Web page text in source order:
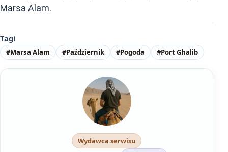
Marsa Alam.
Tagi
#Marsa Alam #Październik #Pogoda #Port Ghalib
Wydawca serwisu